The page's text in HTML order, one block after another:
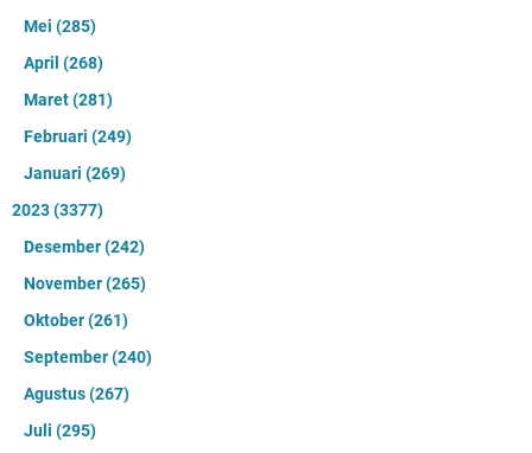
Mei (285)
April (268)
Maret(281)
Februari (249)
Januari (269)
2023(3377)
Desember(242)
November(265)
Oktober(261)
September(240)
Agustus(267)
Juli (295)